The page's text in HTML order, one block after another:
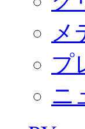
メ
プ
ニ